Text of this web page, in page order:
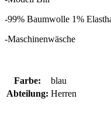
-99% Baumwolle 1%
-Maschinenwäsche
Farbe:
blau
Abteilung: Herren